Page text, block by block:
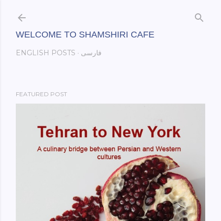
WELCOME TO SHAMSHIRI CAFE
ENGLISH POSTS فارسی
FEATURED POST